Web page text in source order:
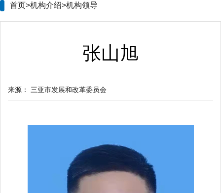
首页>机构介绍>机构领导
张山旭
来源： 三亚市发展和改革委员会